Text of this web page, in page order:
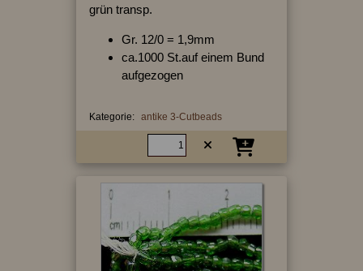
grün transp.
Gr. 12/0 = 1,9mm
ca.1000 St.auf einem Bund
aufgezogen
Kategorie: antike 3-Cutbeads